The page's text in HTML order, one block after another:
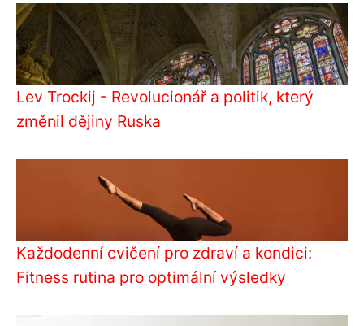
Lev Trockij - Revolucionář a politik, který
změnil dějiny Ruska
Každodenní cvičení pro zdraví a kondici:
Fitness rutina pro optimální výsledky